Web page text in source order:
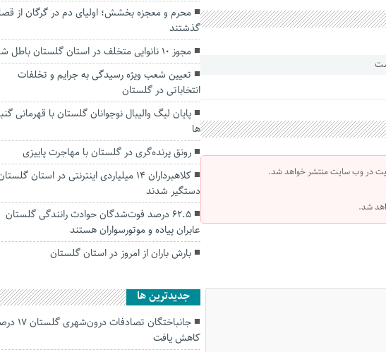
در وب سایت منتشر خواهد شد.
شد.
محرم و معجزه بخشش؛ اولیای دم در گرگان از
گذشتند
مجوز ۱۰ نانوایی متخلف در استان گلستان باطل شد
تعیین شعب ویژه رسیدگی به جرایم و تخلفات
انتخاباتی در گلستان
پایان لیگ والیبال نوجوانان گلستان با قهرمانی
ها
رونق پرنده‌گری در گلستان با مهاجرت پاییزی
کلاهبرداران ۱۴ میلیاردی اینترنتی در استان
دستگیر شدند
۶۲.۵ درصد فوت‌شدگان حوادث رانندگی گلستان
عابران پیاده و موتورسواران هستند
بارش باران از امروز در استان گلستان
جديدترين ها
جانباختگان تصادفات
کاهش یافت